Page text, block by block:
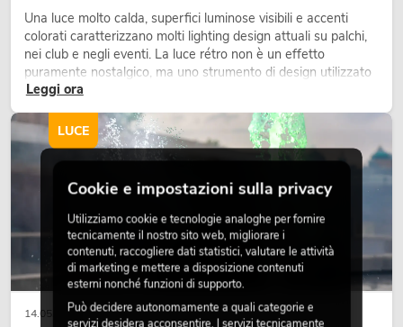
Una luce molto calda, superfici luminose visibili e accenti
colorati caratterizzano molti lighting design attuali su palchi,
nei club e negli eventi. La luce rétro non è un effetto
puramente nostalgico, ma uno strumento di design utilizzato
in modo consapevole: crea atmosfera, dona carattere alle
Leggi ora
14.05.2026
LUCE
Cookie e impostazioni sulla privacy
Utilizziamo cookie e tecnologie analoghe per fornire
tecnicamente il nostro sito web, migliorare i
contenuti, raccogliere dati statistici, valutare le attività
di marketing e mettere a disposizione contenuti
esterni nonché funzioni di supporto.
Può decidere autonomamente a quali categorie e
servizi desidera acconsentire. I servizi tecnicamente